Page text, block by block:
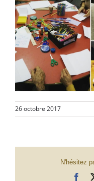
26 octobre 2017
N'hésitez